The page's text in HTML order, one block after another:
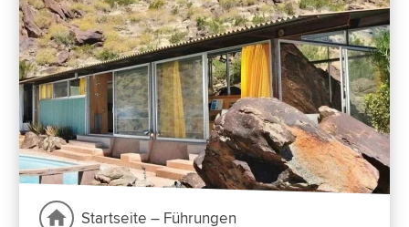
Startseite – Führungen